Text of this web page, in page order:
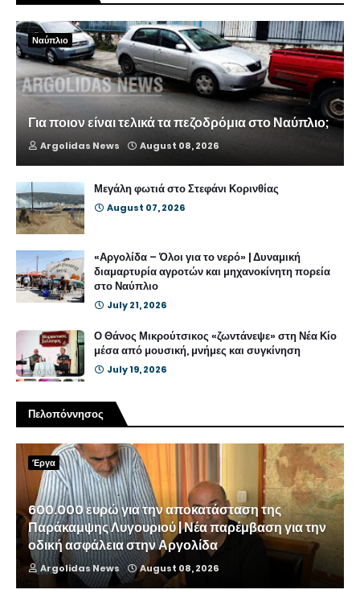
Ναύπλιο
Για ποιον είναι τελικά τα πεζοδρόμια στο Ναύπλιο;
Argolidas News August 08, 2026
Μεγάλη φωτιά στο Στεφάνι Κορινθίας
August 07, 2026
«Αργολίδα – Όλοι για το νερό» | Δυναμική
διαμαρτυρία αγροτών και μηχανοκίνητη πορεία
στο Ναύπλιο
July 21, 2026
Ο Θάνος Μικρούτσικος «ζωντάνεψε» στη Νέα Κίο
μέσα από μουσική, μνήμες και συγκίνηση
July 19, 2026
Πελοπόννησος
Έργα
600.000 ευρώ για την αποκατάσταση της
Παράκαμψης Λυγουριού | Νέα παρέμβαση για την
οδική ασφάλεια στην Αργολίδα
Argolidas News August 08, 2026